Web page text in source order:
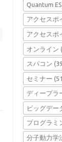
Quantum
アクセスポ
アクセスポ
オンライン
スパコン
セミナー
ディープラ
ビッグデー
プログラミ
分子動力学